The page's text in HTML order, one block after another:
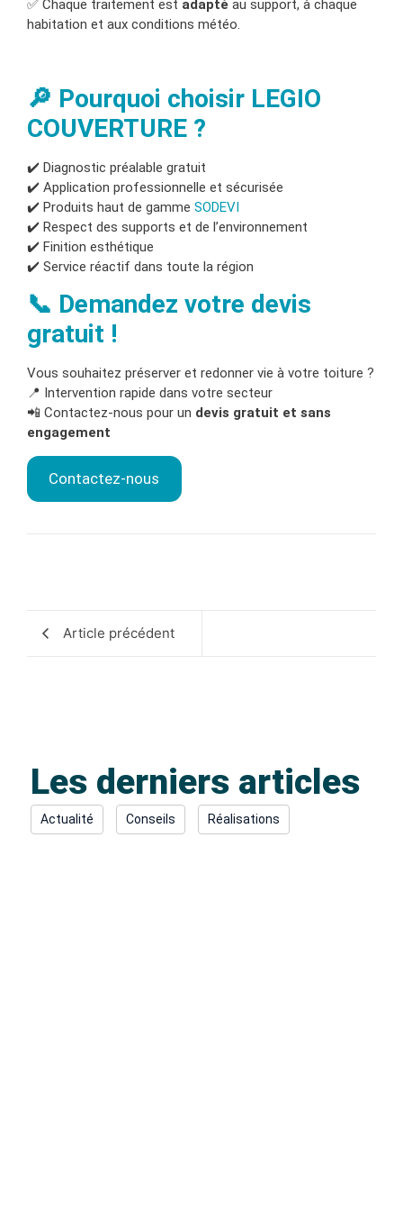
✅ Chaque traitement est adapté au support, à chaque
habitation et aux conditions météo.
🔎 Pourquoi choisir LEGIO
COUVERTURE ?
✔️ Diagnostic préalable gratuit
✔️ Application professionnelle et sécurisée
✔️ Produits haut de gamme SODEVI
✔️ Respect des supports et de l’environnement
✔️ Finition esthétique
✔️ Service réactif dans toute la région
📞 Demandez votre devis
gratuit !
Vous souhaitez préserver et redonner vie à votre toiture ?
📍 Intervention rapide dans votre secteur
📲 Contactez-nous pour un devis gratuit et sans
engagement
Contactez-nous
Article précédent
Les derniers articles
Actualité Conseils Réalisations